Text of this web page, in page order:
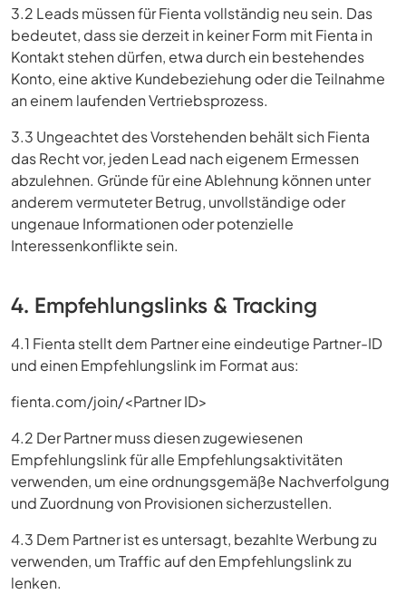
3.2 Leads müssen für Fienta vollständig neu sein. Das
bedeutet, dass sie derzeit in keiner Form mit Fienta in
Kontakt stehen dürfen, etwa durch ein bestehendes
Konto, eine aktive Kundebeziehung oder die Teilnahme
an einem laufenden Vertriebsprozess.
3.3 Ungeachtet des Vorstehenden behält sich Fienta
das Recht vor, jeden Lead nach eigenem Ermessen
abzulehnen. Gründe für eine Ablehnung können unter
anderem vermuteter Betrug, unvollständige oder
ungenaue Informationen oder potenzielle
Interessenkonflikte sein.
4. Empfehlungslinks & Tracking
4.1 Fienta stellt dem Partner eine eindeutige Partner-ID
und einen Empfehlungslink im Format aus:
fienta.com/join/<Partner ID>
4.2 Der Partner muss diesen zugewiesenen
Empfehlungslink für alle Empfehlungsaktivitäten
verwenden, um eine ordnungsgemäße Nachverfolgung
und Zuordnung von Provisionen sicherzustellen.
4.3 Dem Partner ist es untersagt, bezahlte Werbung zu
verwenden, um Traffic auf den Empfehlungslink zu
lenken.